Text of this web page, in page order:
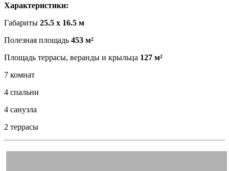
Характеристики:
Габариты 25.5 х 16.5 м
Полезная площадь 453 м²
Площадь террасы, веранды и крыльца 127 м²
7 комнат
4 спальни
4 cанузла
2 террасы